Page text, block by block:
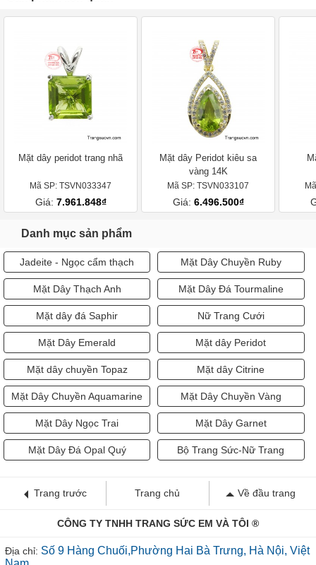
Mặt dây peridot trang nhã
Mã SP: TSVN033347
Giá: 7.961.848₫
Mặt dây Peridot kiêu sa
vàng 14K
Mã SP: TSVN033107
Giá: 6.496.500₫
Danh mục sản phẩm
Jadeite - Ngọc cẩm thạch Mặt Dây Chuyền Ruby
Mặt Dây Thạch Anh Mặt Dây Đá Tourmaline
Mặt dây đá Saphir Nữ Trang Cưới
Mặt Dây Emerald Mặt dây Peridot
Mặt dây chuyền Topaz Mặt dây Citrine
Mặt Dây Chuyền Aquamarine Mặt Dây Chuyền Vàng
Mặt Dây Ngọc Trai Mặt Dây Garnet
Mặt Dây Đá Opal Quý Bộ Trang Sức-Nữ Trang
Trang trước Trang chủ Về đầu trang
CÔNG TY TNHH TRANG SỨC EM VÀ TÔI ®
Địa chỉ: Số 9 Hàng Chuối,Phường Hai Bà Trưng, Hà Nội, Việt